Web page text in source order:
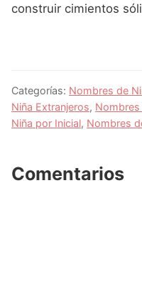
construir cimientos
Categorías: Nombres de
Niña Extranjeros, Nombres
Niña por Inicial, Nombres
Comentarios